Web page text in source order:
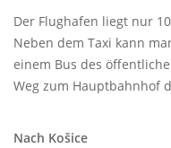
Der Flughafen liegt nur
Neben dem Taxi kann
einem Bus des
Weg zum Hauptbahnhof
Nach Košice